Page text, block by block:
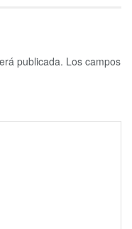
publicada. Los campos